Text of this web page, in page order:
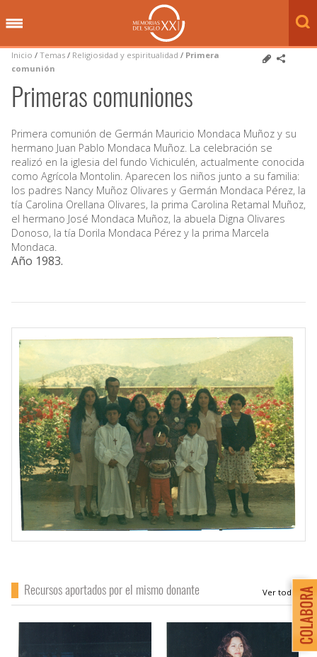
Inicio / Temas / Religiosidad y espiritualidad / Primera
comunión
Primeras comuniones
Primera comunión de Germán Mauricio Mondaca Muñoz y su
hermano Juan Pablo Mondaca Muñoz. La celebración se
realizó en la iglesia del fundo Vichiculén, actualmente conocida
como Agrícola Montolin. Aparecen los niños junto a su familia:
los padres Nancy Muñoz Olivares y Germán Mondaca Pérez, la
tía Carolina Orellana Olivares, la prima Carolina Retamal Muñoz,
el hermano José Mondaca Muñoz, la abuela Digna Olivares
Donoso, la tía Dorila Mondaca Pérez y la prima Marcela
Mondaca.
Año 1983.
Recursos aportados por el mismo donante